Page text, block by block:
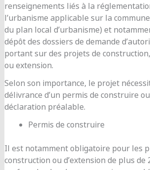
renseignements liés à la
l’urbanisme applicable sur la
du plan local d’urbanisme) et
dépôt des dossiers de demande
portant sur des projets de
ou extension.
Selon son importance, le projet
délivrance d’un permis de construire ou
déclaration préalable.
Permis de construire
Il est notamment obligatoire pour les
construction ou d’extension de plus de